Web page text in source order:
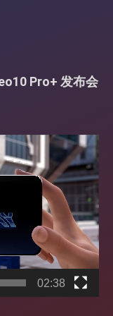
Pro+ 发布会
02:38